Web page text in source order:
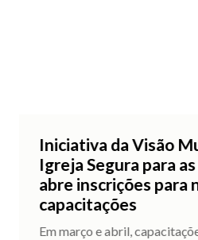
Iniciativa da Visão
Igreja Segura para
abre inscrições para
capacitações
Em março e abril,